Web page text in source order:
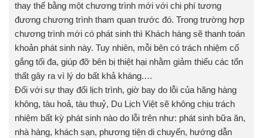
thay thế bằng một chương trình mới với chi phí tương
đương chương trình tham quan trước đó. Trong trường hợp
chương trình mới có phát sinh thì Khách hàng sẽ thanh toán
khoản phát sinh này. Tuy nhiên, mỗi bên có trách nhiệm cố
gắng tối đa, giúp đỡ bên bị thiệt hại nhằm giảm thiểu các tổn
thất gây ra vì lý do bất khả kháng.…
Đối với sự thay đổi lịch trình, giờ bay do lỗi của hãng hàng
không, tàu hoả, tàu thuỷ, Du Lịch Việt sẽ không chịu trách
nhiệm bất kỳ phát sinh nào do lỗi trên như: phát sinh bữa ăn,
nhà hàng, khách sạn, phương tiện di chuyển, hướng dẫn